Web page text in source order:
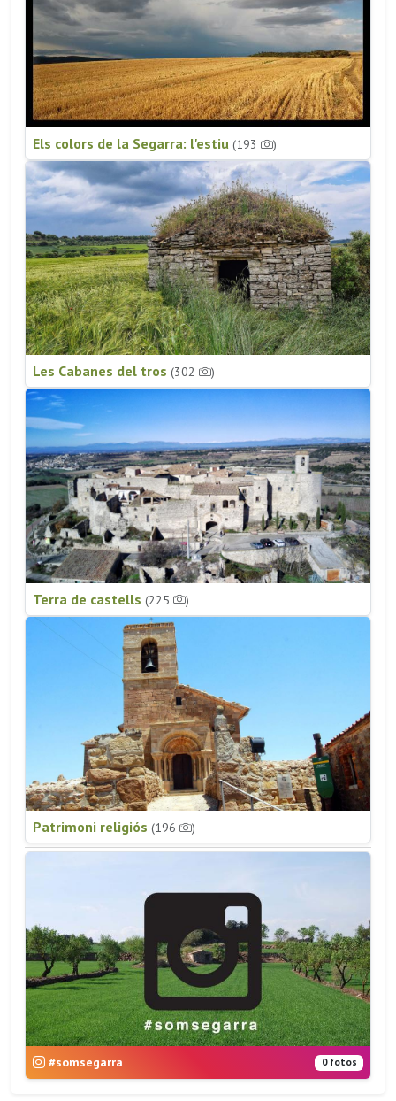
Els colors de la Segarra: l'estiu (193 )
Les Cabanes del tros (302 )
Terra de castells (225 )
Patrimoni religiós (196 )
#somsegarra 0 fotos